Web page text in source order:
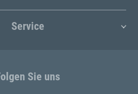
Service
Sie uns